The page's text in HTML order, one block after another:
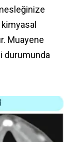
Muayene
durumunda